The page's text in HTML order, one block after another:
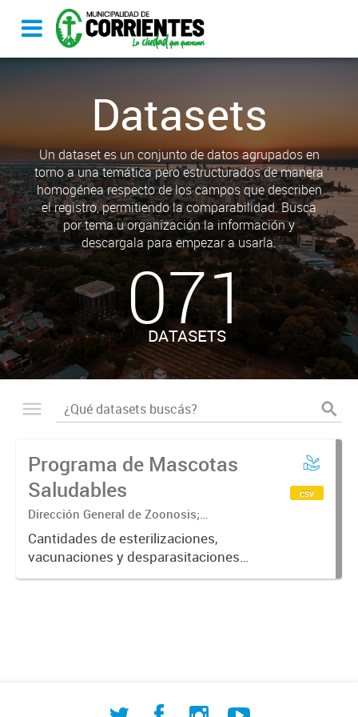
Datasets
Un dataset es un conjunto de datos agrupados en
torno a una temática pero estructurados de manera
homogénea respecto de los campos que describen
el registro, permitiendo la comparabilidad. Busca
por tema u organización la información y
descargala para empezar a usarla.
071
DATASETS
Programa de Mascotas
Saludables
Dirección General de Zoonosis;
Subsecretaría de Contralor ambiental;
Secretaría de Ambiente y Desarrollo
sustentable
Cantidades de esterilizaciones,
vacunaciones y desparasitaciones
realizadas a mascotas ordenadas
csv